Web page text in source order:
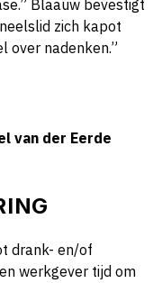
Blaauw bevestigt
zich kapot
over nadenken.”
van der Eerde
drank- en/of
werkgever tijd om